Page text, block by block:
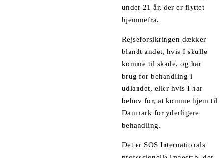
under 21 år, der er flyttet
hjemmefra.
Rejseforsikringen dækker
blandt andet, hvis I skulle
komme til skade, og har
brug for behandling i
udlandet, eller hvis I har
behov for, at komme hjem til
Danmark for yderligere
behandling.
Det er SOS Internationals